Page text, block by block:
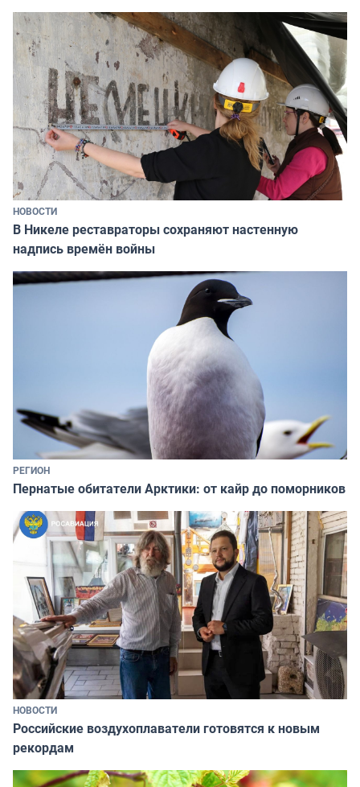
НОВОСТИ
В Никеле реставраторы сохраняют настенную
надпись времён войны
РЕГИОН
Пернатые обитатели Арктики: от кайр до поморников
НОВОСТИ
Российские воздухоплаватели готовятся к новым
рекордам